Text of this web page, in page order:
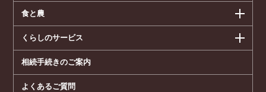
食と農
くらしのサービス
相続手続きのご案内
よくあるご質問